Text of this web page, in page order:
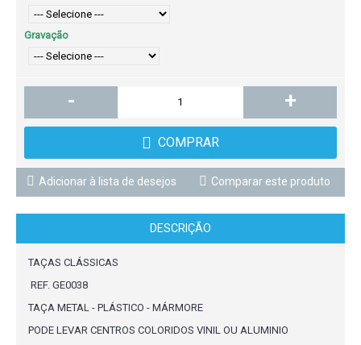
Gravação
- +
COMPRAR
Adicionar à lista de desejos Comparar este produto
DESCRIÇÃO
TAÇAS CLÁSSICAS
REF. GE0038
TAÇA METAL - PLÁSTICO - MÁRMORE
PODE LEVAR CENTROS COLORIDOS VINIL OU ALUMINIO